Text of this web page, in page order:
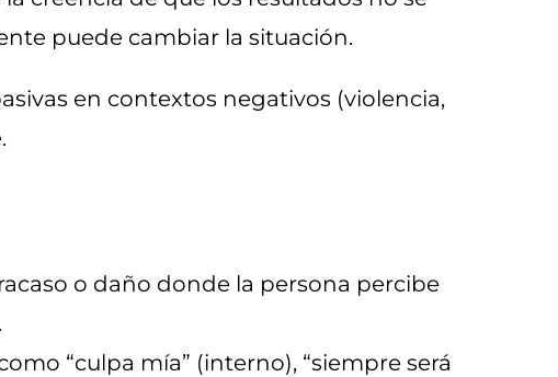
puede cambiar la situación.
en contextos negativos (violencia,
o daño donde la persona percibe
“culpa mía” (interno), “siempre será